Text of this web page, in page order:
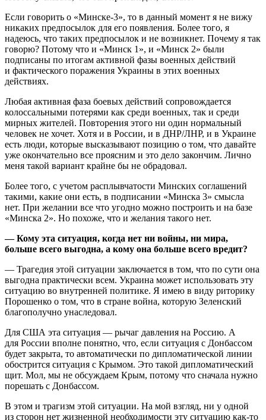
Если говорить о «Минске-3», то в данный момент я не вижу
никаких предпосылок для его появления. Более того, я
надеюсь, что таких предпосылок и не возникнет. Почему я так
говорю? Потому что и «Минск 1», и «Минск 2» были
подписаны по итогам активной фазы военных действий
и фактического поражения Украины в этих военных
действиях.
Любая активная фаза боевых действий сопровождается
колоссальными потерями как среди военных, так и среди
мирных жителей. Повторения этого ни один нормальный
человек не хочет. Хотя и в России, и в ДНР/ЛНР, и в Украине
есть люди, которые высказывают позицию о том, что давайте
уже окончательно все проясним и это дело закончим. Лично
меня такой вариант крайне бы не обрадовал.
Более того, с учетом расплывчатости Минских соглашений
такими, какие они есть, в подписании «Минска 3» смысла
нет. При желании все что угодно можно построить и на базе
«Минска 2». Но похоже, что и желания такого нет.
— Кому эта ситуация, когда нет ни войны, ни мира,
больше всего выгодна, а кому она больше всего вредит?
— Трагедия этой ситуации заключается в том, что по сути она
выгодна практически всем. Украина может использовать эту
ситуацию во внутренней политике. Я имею в виду риторику
Порошенко о том, что в стране война, которую Зеленский
благополучно унаследовал.
Для США эта ситуация — рычаг давления на Россию. А
для России вполне понятно, что, если ситуация с Донбассом
будет закрыта, то автоматически по дипломатической линии
обострится ситуация с Крымом. Это такой дипломатический
щит. Мол, мы не обсуждаем Крым, потому что сначала нужно
порешать с Донбассом.
В этом и трагизм этой ситуации. На мой взгляд, ни у одной
из сторон нет жизненной необходимости эту ситуацию как-то